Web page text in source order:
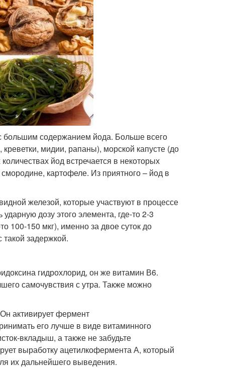
большим содержанием йода. Больше всего
мидии, рапаны), морской капусте (до
йод встречается в некоторых
картофеле. Из приятного – йод в
железой, которые участвуют в процессе
дозу этого элемента, где-то 2-3
100-150 мкг), именно за двое суток до
такой задержкой.
гидрохлорид, он же витамин В6.
самочувствия с утра. Также можно
активирует фермент
его лучше в виде витаминного
вкладыш, а также не забудьте
выработку ацетилкофермента А, который
их дальнейшего выведения.